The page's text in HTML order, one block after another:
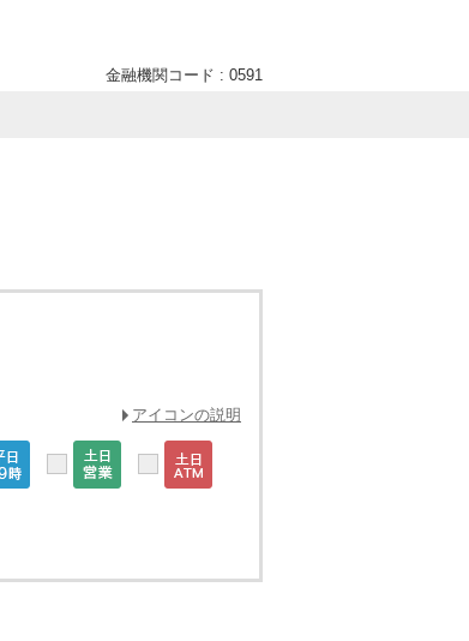
金融機関コード : 0591
アイコンの説明